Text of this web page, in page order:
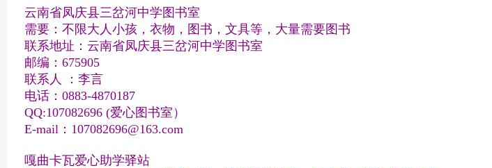
云南省凤庆县三岔河中学图书室
需要：不限大人小孩，衣物，图书，文具等，大量需要图书
联系地址：云南省凤庆县三岔河中学图书室
邮编：675905
联系人 ：李言
电话：0883-4870187
QQ:107082696 (爱心图书室）
E-mail：107082696@163.com
嘎曲卡瓦爱心助学驿站